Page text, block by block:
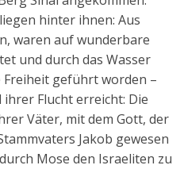
hinter ihnen: Aus
waren auf wunderbare
und durch das Wasser
geführt worden –
Flucht erreicht: Die
Väter, mit dem Gott, der
Jakob gewesen
Mose den Israeliten zu